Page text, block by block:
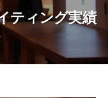
ティング実績